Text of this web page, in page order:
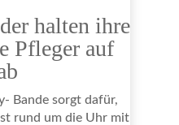
halten ihre
Pfleger auf
Bande sorgt dafür,
rund um die Uhr mit